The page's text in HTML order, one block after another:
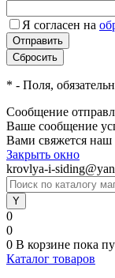
Я согласен на
* - Поля,
Сообщение
Ваше сообщение
Вами свяжется наш
Закрыть окно
krovlya-i-
0
0
0 В корзине пока
Каталог товаров